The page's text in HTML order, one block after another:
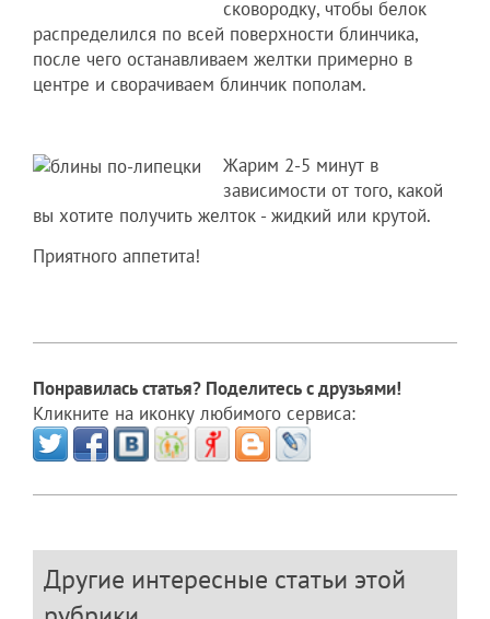
сковородку, чтобы белок
распределился по всей поверхности блинчика,
после чего останавливаем желтки примерно в
центре и сворачиваем блинчик пополам.
Жарим 2-5 минут в
зависимости от того, какой
вы хотите получить желток - жидкий или крутой.
Приятного аппетита!
Понравилась статья? Поделитесь с друзьями!
Кликните на иконку любимого сервиса:
Другие интересные статьи этой